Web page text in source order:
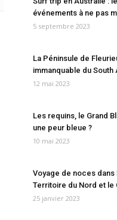
événements à ne pas
5 septembre 2023
La Péninsule de
immanquable du South
12 mai 2023
Les requins, le Grand
une peur bleue ?
10 mai 2023
Voyage de noces dans
Territoire du Nord et le
25 janvier 2023